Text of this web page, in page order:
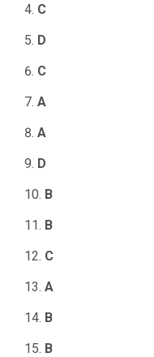
C
D
C
A
A
D
B
B
C
A
B
B